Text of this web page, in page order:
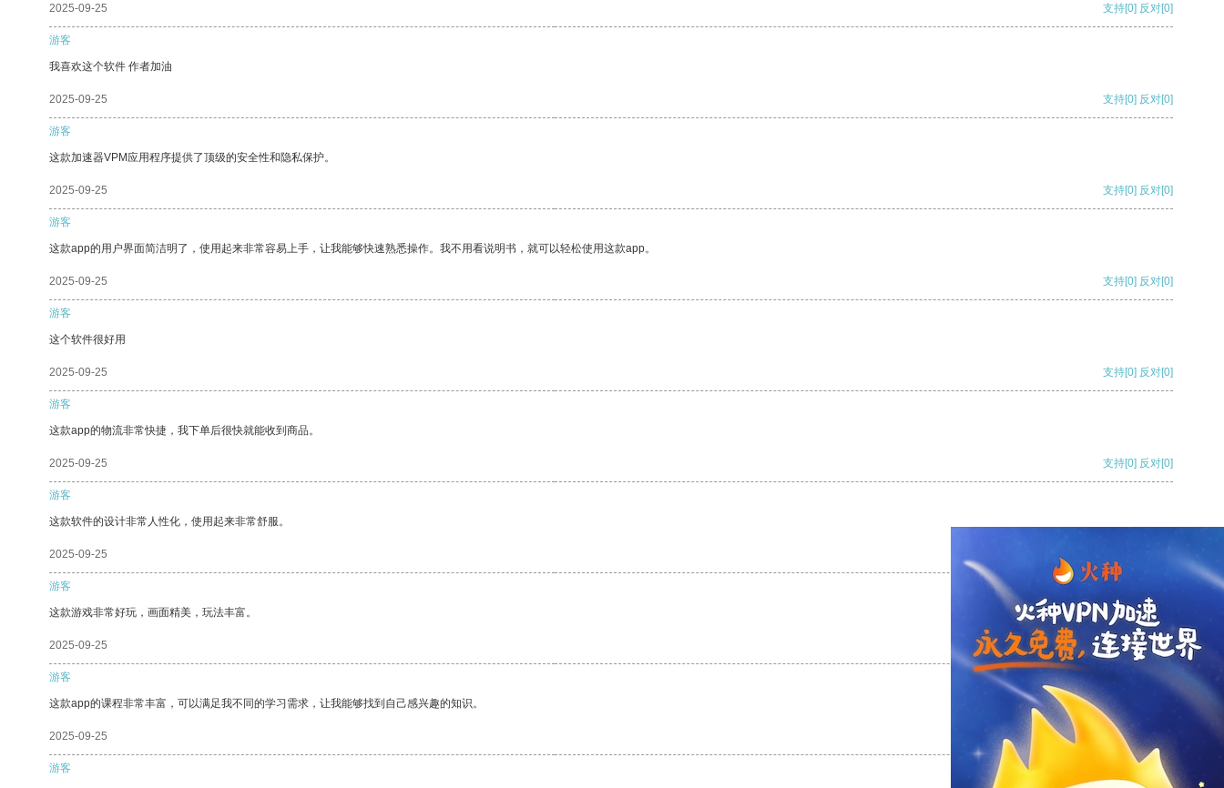
2025-09-25 支持[0] 反对[0]
游客
我喜欢这个软件 作者加油
2025-09-25 支持[0] 反对[0]
游客
这款加速器VPM应用程序提供了顶级的安全性和隐私保护。
2025-09-25 支持[0] 反对[0]
游客
这款app的用户界面简洁明了，使用起来非常容易上手，让我能够快速熟悉操作。我不用看说明书，就可以轻松使用这款app。
2025-09-25 支持[0] 反对[0]
游客
这个软件很好用
2025-09-25 支持[0] 反对[0]
游客
这款app的物流非常快捷，我下单后很快就能收到商品。
2025-09-25 支持[0] 反对[0]
游客
这款软件的设计非常人性化，使用起来非常舒服。
2025-09-25
游客
这款游戏非常好玩，画面精美，玩法丰富。
2025-09-25 支持 [0] 反对[0]
游客
这款app的课程非常丰富，可以满足我不同的学习需求，让我能够找到自己感兴趣的知识。
2025-09-25 支持[0] 反对
游客